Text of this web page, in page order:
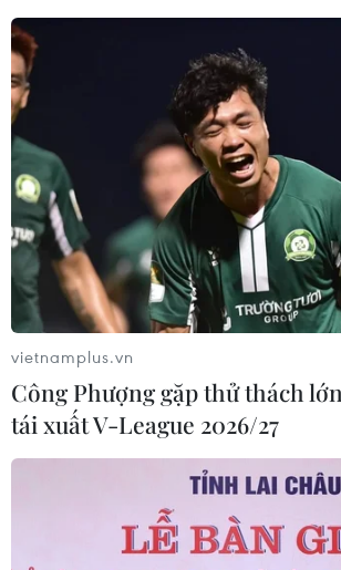
vietnamplus.vn
Công Phượng gặp thử thách
tái xuất V-League 2026/27